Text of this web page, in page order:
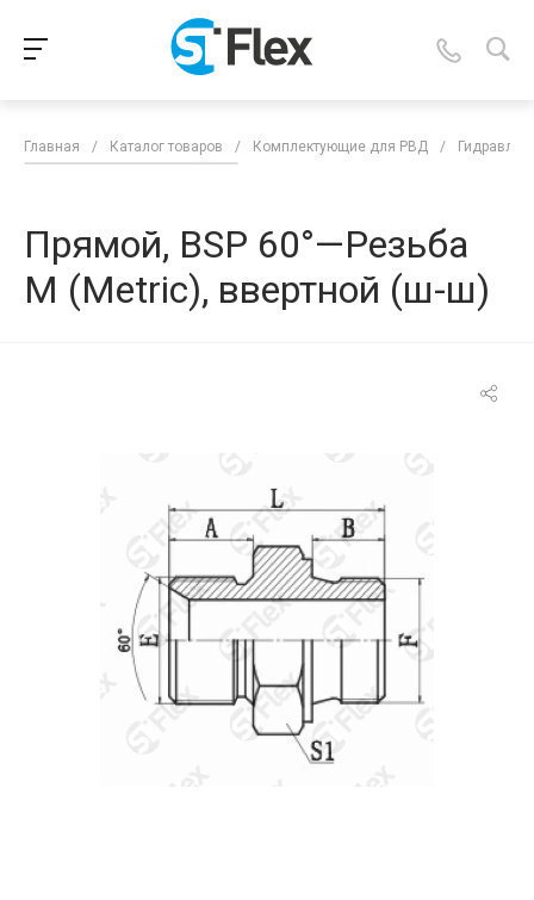
Главная / Каталог товаров / Комплектующие для РВД /
Прямой, BSP 60°—Резьба
М (Metric), ввертной (ш-ш)